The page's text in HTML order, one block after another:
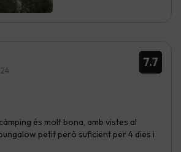
7.7
és molt bona, amb vistes al
petit però suficient per 4 dies i